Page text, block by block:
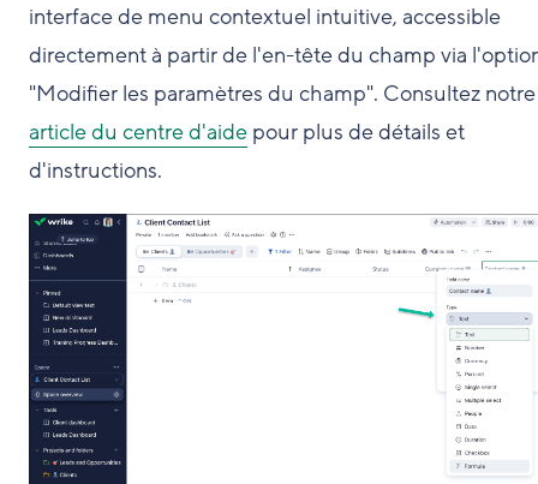
interface de menu contextuel intuitive, accessible
directement à partir de l'en-tête du champ via
"Modifier les paramètres du champ". Consultez notre
article du centre d'aide pour plus de détails et
d'instructions.